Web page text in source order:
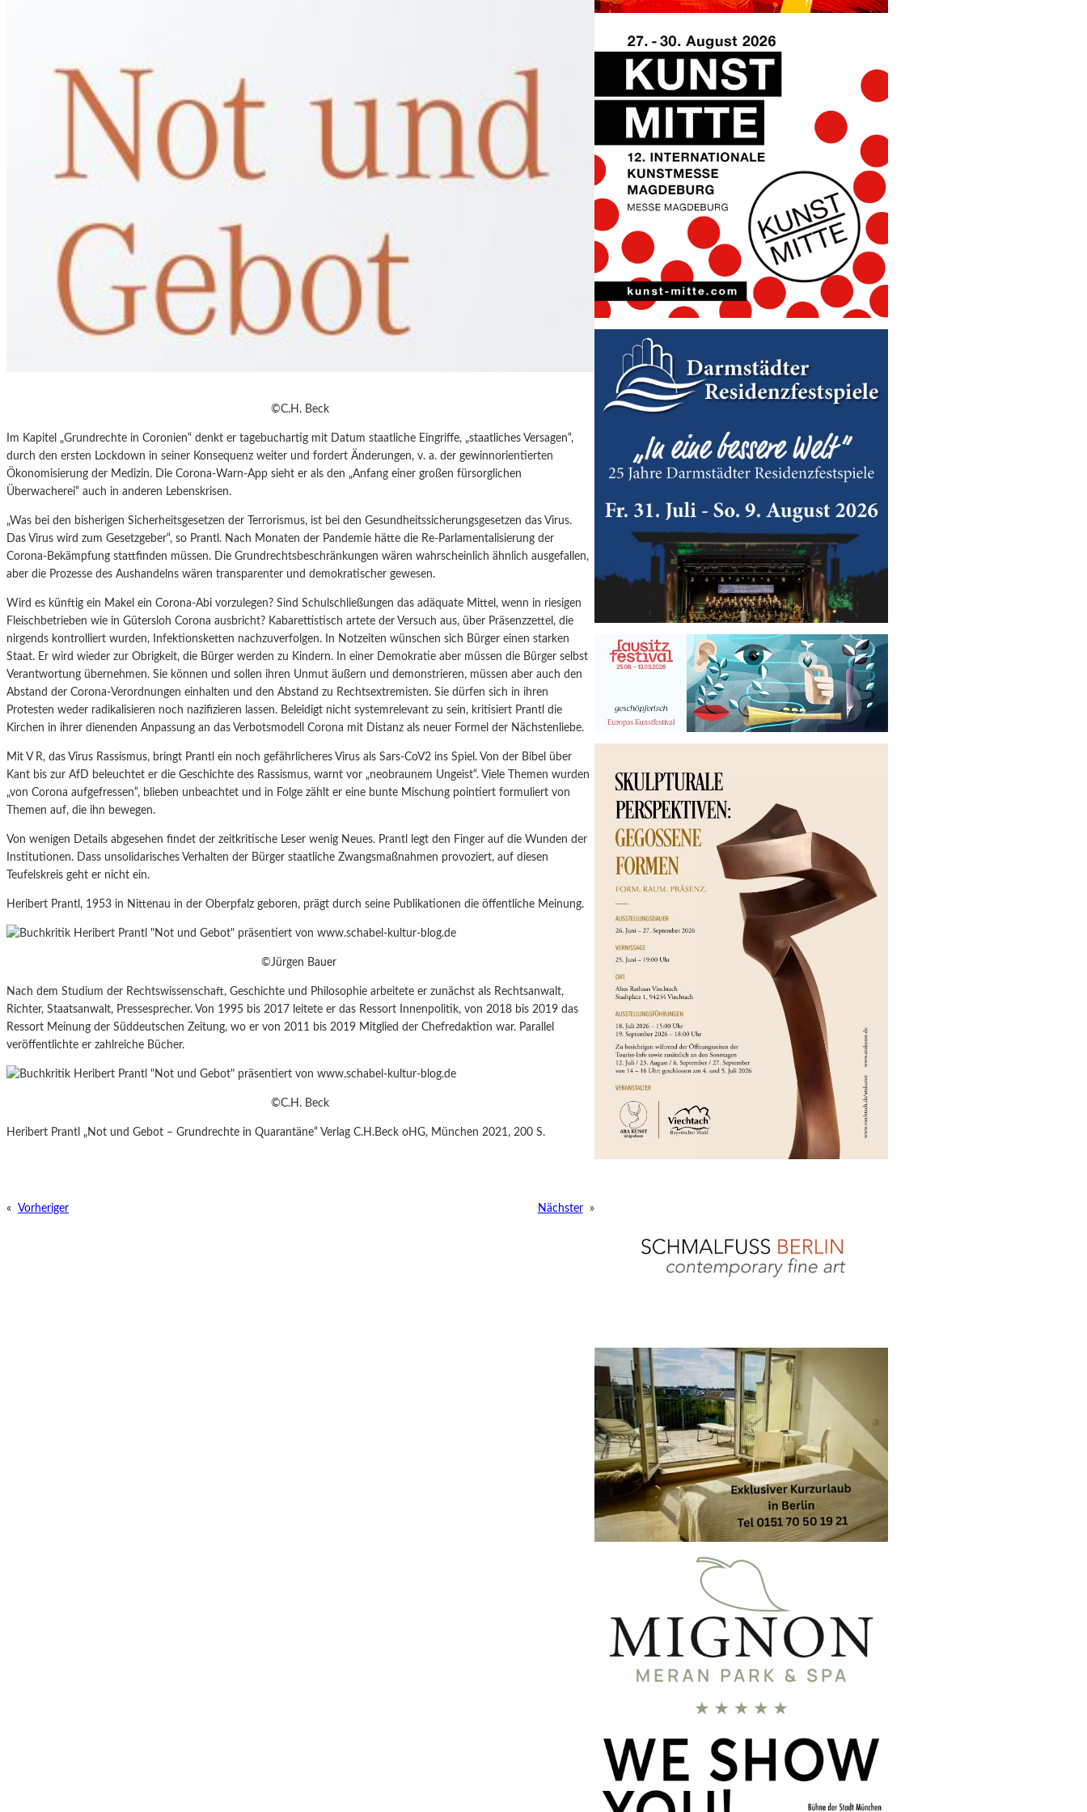
©C.H. Beck
Im Kapitel „Grundrechte in Coronien“ denkt er tagebuchartig mit Datum staatliche Eingriffe, „staatliches Versagen“,
durch den ersten Lockdown in seiner Konsequenz weiter und fordert Änderungen, v. a. der gewinnorientierten
Ökonomisierung der Medizin. Die Corona-Warn-App sieht er als den „Anfang einer großen fürsorglichen
Überwacherei“ auch in anderen Lebenskrisen.
„Was bei den bisherigen Sicherheitsgesetzen der Terrorismus, ist bei den Gesundheitssicherungsgesetzen das Virus.
Das Virus wird zum Gesetzgeber“, so Prantl. Nach Monaten der Pandemie hätte die Re-Parlamentalisierung der
Corona-Bekämpfung stattfinden müssen. Die Grundrechtsbeschränkungen wären wahrscheinlich ähnlich ausgefallen,
aber die Prozesse des Aushandelns wären transparenter und demokratischer gewesen.
Wird es künftig ein Makel ein Corona-Abi vorzulegen? Sind Schulschließungen das adäquate Mittel, wenn in riesigen
Fleischbetrieben wie in Gütersloh Corona ausbricht? Kabarettistisch artete der Versuch aus, über Präsenzzettel, die
nirgends kontrolliert wurden, Infektionsketten nachzuverfolgen. In Notzeiten wünschen sich Bürger einen starken
Staat. Er wird wieder zur Obrigkeit, die Bürger werden zu Kindern. In einer Demokratie aber müssen die Bürger selbst
Verantwortung übernehmen. Sie können und sollen ihren Unmut äußern und demonstrieren, müssen aber auch den
Abstand der Corona-Verordnungen einhalten und den Abstand zu Rechtsextremisten. Sie dürfen sich in ihren
Protesten weder radikalisieren noch nazifizieren lassen. Beleidigt nicht systemrelevant zu sein, kritisiert Prantl die
Kirchen in ihrer dienenden Anpassung an das Verbotsmodell Corona mit Distanz als neuer Formel der Nächstenliebe.
Mit V R, das Virus Rassismus, bringt Prantl ein noch gefährlicheres Virus als Sars-CoV2 ins Spiel. Von der Bibel über
Kant bis zur AfD beleuchtet er die Geschichte des Rassismus, warnt vor „neobraunem Ungeist“. Viele Themen wurden
„von Corona aufgefressen“, blieben unbeachtet und in Folge zählt er eine bunte Mischung pointiert formuliert von
Themen auf, die ihn bewegen.
Von wenigen Details abgesehen findet der zeitkritische Leser wenig Neues. Prantl legt den Finger auf die Wunden der
Institutionen. Dass unsolidarisches Verhalten der Bürger staatliche Zwangsmaßnahmen provoziert, auf diesen
Teufelskreis geht er nicht ein.
Heribert Prantl, 1953 in Nittenau in der Oberpfalz geboren, prägt durch seine Publikationen die öffentliche Meinung.
©Jürgen Bauer
Nach dem Studium der Rechtswissenschaft, Geschichte und Philosophie arbeitete er zunächst als Rechtsanwalt,
Richter, Staatsanwalt, Pressesprecher. Von 1995 bis 2017 leitete er das Ressort Innenpolitik, von 2018 bis 2019 das
Ressort Meinung der Süddeutschen Zeitung, wo er von 2011 bis 2019 Mitglied der Chefredaktion war. Parallel
veröffentlichte er zahlreiche Bücher.
©C.H. Beck
Heribert Prantl „Not und Gebot – Grundrechte in Quarantäne“ Verlag C.H.Beck oHG, München 2021, 200 S.
« Vorheriger Nächster »